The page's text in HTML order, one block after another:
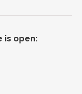
is open: